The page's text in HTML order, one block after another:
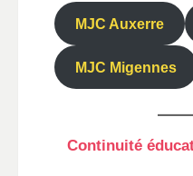
MJC Auxerre
MJC Migennes
Continuité